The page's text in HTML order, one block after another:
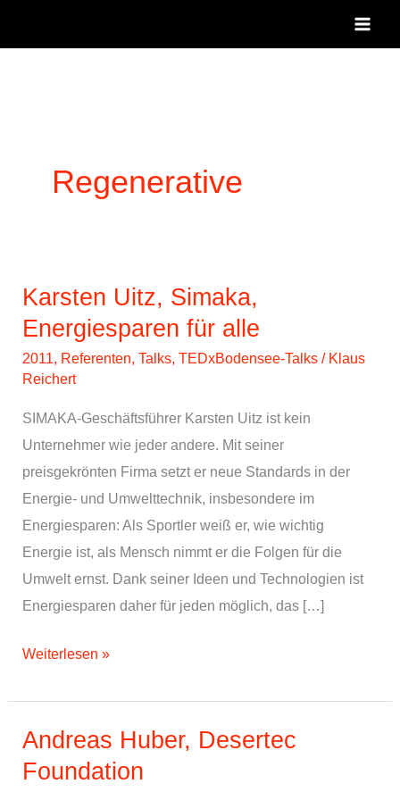
Regenerative
Karsten Uitz, Simaka,
Energiesparen für alle
2011, Referenten,Talks,TEDxBodensee-Talks / Klaus
Reichert
SIMAKA-Geschäftsführer Karsten Uitz ist kein
Unternehmer wie jeder andere. Mit seiner
preisgekrönten Firma setzt er neue Standards in der
Energie- und Umwelttechnik, insbesondere im
Energiesparen: Als Sportler weiß er, wie wichtig
Energie ist, als Mensch nimmt er die Folgen für die
Umwelt ernst. Dank seiner Ideen und Technologien ist
Energiesparen daher für jeden möglich, das […]
Karsten
Simaka,
Energiesparen
für
Weiterlesen »
Andreas Huber, Desertec
Foundation